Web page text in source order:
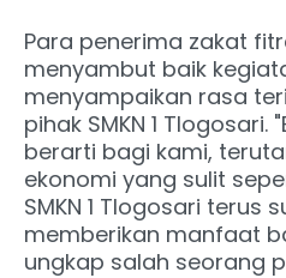
Para penerima zakat
menyambut baik
menyampaikan rasa
pihak SMKN 1
berarti bagi kami,
ekonomi yang sulit
SMKN 1 Tlogosari terus
memberikan manfaat
ungkap salah seorang